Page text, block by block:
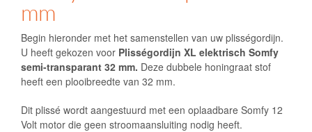
mm
Begin hieronder met het samenstellen van uw plisségordijn.
U heeft gekozen voor Plisségordijn XL elektrisch Somfy
semi-transparant 32 mm. Deze dubbele honingraat stof
heeft een plooibreedte van 32 mm.
Dit plissé wordt aangestuurd met een oplaadbare Somfy 12
Volt motor die geen stroomaansluiting nodig heeft.